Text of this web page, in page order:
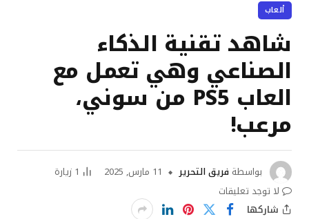
ألعاب
شاهد تقنية الذكاء
الصناعي وهي تعمل مع
العاب PS5 من سوني،
مرعب!
بواسطة فريق التحرير 11 مارس, 2025 1 زيارة
لا توجد تعليقات
شاركها